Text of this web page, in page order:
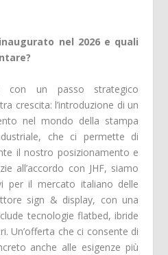
nel 2026 e quali
un passo strategico
crescita: l’introduzione di un
nel mondo della stampa
che ci permette di
il nostro posizionamento e
all’accordo con JHF, siamo
per il mercato italiano delle
sign & display, con una
tecnologie flatbed, ibride
Un’offerta che ci consente di
anche alle esigenze più